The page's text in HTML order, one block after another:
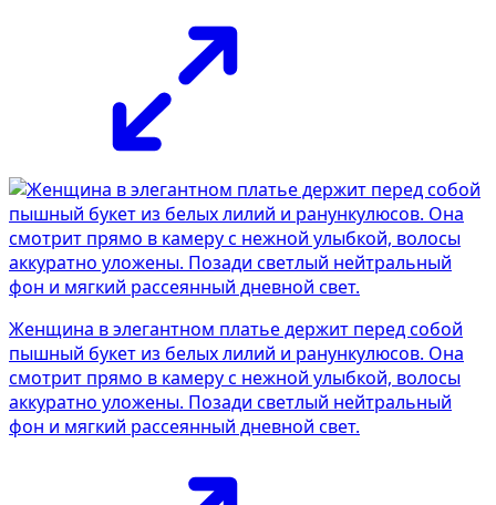
Женщина в элегантном платье держит перед собой
пышный букет из белых лилий и ранункулюсов. Она
смотрит прямо в камеру с нежной улыбкой, волосы
аккуратно уложены. Позади светлый нейтральный
фон и мягкий рассеянный дневной свет.